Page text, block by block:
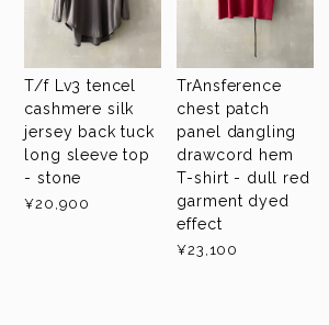
T/f Lv3 tencel
cashmere silk
jersey back tuck
long sleeve top
- stone
¥20,900
TrAnsference
chest patch
panel dangling
drawcord hem
T-shirt - dull red
garment dyed
effect
¥23,100